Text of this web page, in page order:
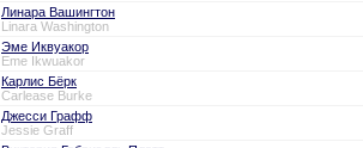
Линара Вашингтон
Linara Washington
Эме Иквуакор
Eme Ikwuakor
Карлис Бёрк
Carlease Burke
Джесси Графф
Jessie Graff